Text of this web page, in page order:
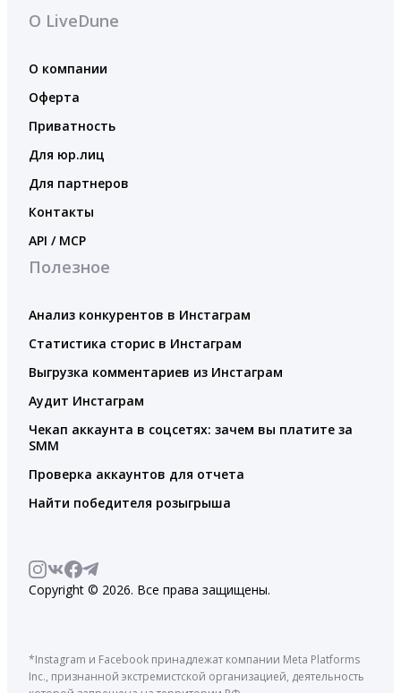
О LiveDune
О компании
Оферта
Приватность
Для юр.лиц
Для партнеров
Контакты
API / MCP
Полезное
Анализ конкурентов в Инстаграм
Статистика сторис в Инстаграм
Выгрузка комментариев из Инстаграм
Аудит Инстаграм
Чекап аккаунта в соцсетях: зачем вы платите за
SMM
Проверка аккаунтов для отчета
Найти победителя розыгрыша
Copyright © 2026. Все права защищены.
*Instagram и Facebook принадлежат компании Meta Platforms
Inc., признанной экстремистской организацией, деятельность